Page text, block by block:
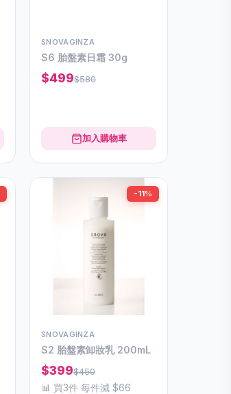
SNOVAGINZA
S6 胎盤素日霜 30g
$499$580
加入購物車
-11%
SNOVAGINZA
S2 胎盤素卸妝乳 200mL
$399$450
📊 買3件 每件減 $66